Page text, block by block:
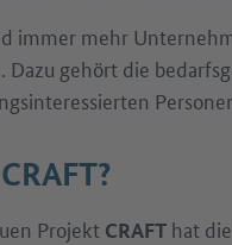
immer mehr
Dazu gehört die
Projekt CRAFT hat die